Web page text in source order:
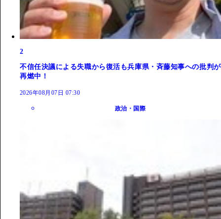
2
不信任決議による失職から復活も兵庫県・斉藤知事への批判が
再燃中！
2026年08月07日 07:30
政治・国際